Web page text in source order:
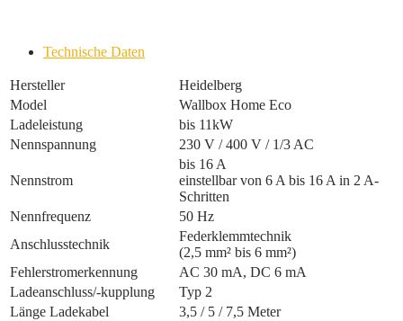
Technische Daten
Hersteller
Heidelberg
Model
Wallbox Home Eco
Ladeleistung
bis 11kW
Nennspannung
230 V / 400 V / 1/3 AC
Nennstrom
bis 16 A
einstellbar von 6 A bis 16 A in 2 A-
Schritten
Nennfrequenz
50 Hz
Anschlusstechnik
Federklemmtechnik
(2,5 mm² bis 6 mm²)
Fehlerstromerkennung
AC 30 mA, DC 6 mA
Ladeanschluss/-kupplung
Typ 2
Länge Ladekabel
3,5 / 5 / 7,5 Meter